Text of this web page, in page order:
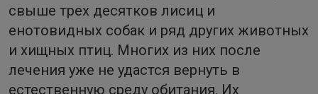
свыше трех десятков лисиц и
енотовидных собак и ряд других животных
и хищных птиц. Многих из них после
лечения уже не удастся вернуть в
естественную среду обитания. Их